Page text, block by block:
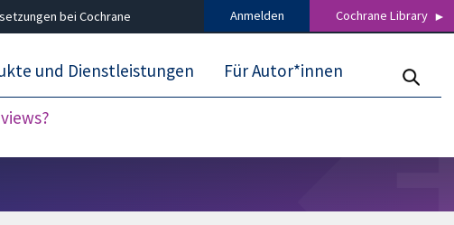
bei Cochrane Anmelden Cochrane Library
und Dienstleistungen Für Autor*innen